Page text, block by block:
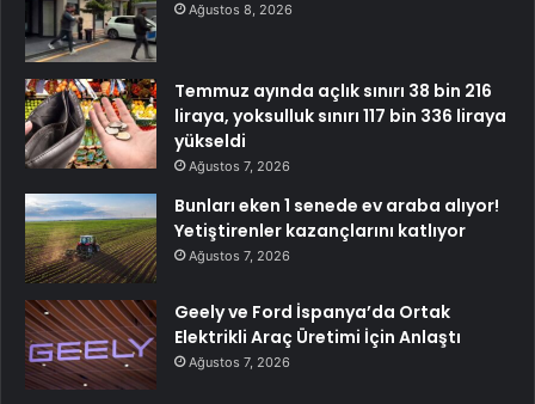
Ağustos 8, 2026
Temmuz ayında açlık sınırı 38 bin 216
liraya, yoksulluk sınırı 117 bin 336 liraya
yükseldi
Ağustos 7, 2026
Bunları eken 1 senede ev araba alıyor!
Yetiştirenler kazançlarını katlıyor
Ağustos 7, 2026
Geely ve Ford İspanya’da Ortak
Elektrikli Araç Üretimi İçin Anlaştı
Ağustos 7, 2026